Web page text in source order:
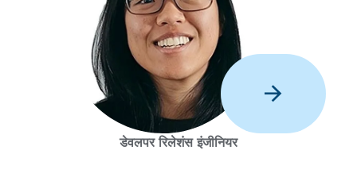
arrow_forward
डेवलपर रिलेशंस इंजीनियर